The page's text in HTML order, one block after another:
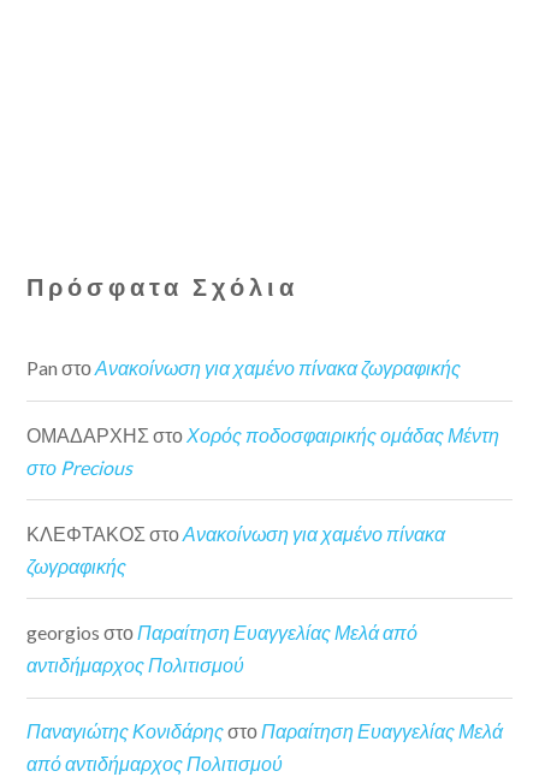
Πρόσφατα Σχόλια
Pan στοΑνακοίνωση για χαμένο πίνακα ζωγραφικής
ΟΜΑΔΑΡΧΗΣ στο Χορός ποδοσφαιρικής ομάδας Μέντη
στο Precious
ΚΛΕΦΤΑΚΟΣ στοΑνακοίνωση για χαμένο πίνακα
ζωγραφικής
georgios στοΠαραίτηση Ευαγγελίας Μελά από
αντιδήμαρχος Πολιτισμού
Παναγιώτης ΚονιδάρηςστοΠαραίτηση Ευαγγελίας Μελά
από αντιδήμαρχος Πολιτισμού